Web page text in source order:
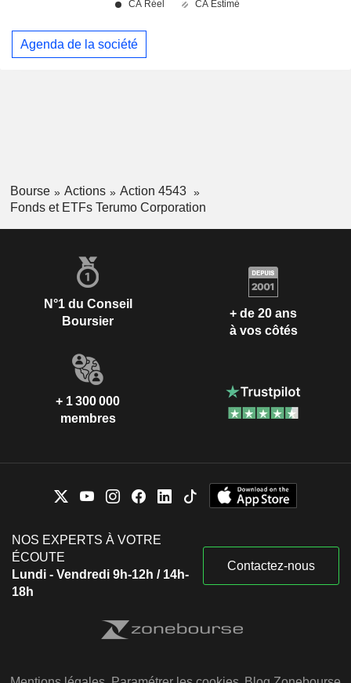
Agenda de la société
Bourse Actions
Action 4543
Fonds et ETFs Terumo Corporation
N°1 du Conseil
Boursier
+ de 20 ans
à vos côtés
+ 1 300 000
membres
NOS EXPERTS À VOTRE
ÉCOUTE
Lundi - Vendredi 9h-12h / 14h-
18h
Contactez-nous